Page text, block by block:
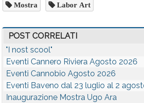
Mostra Labor Art
POST CORRELATI
"I nost scool"
Eventi Cannero Riviera Agosto 2026
Eventi Cannobio Agosto 2026
Eventi Baveno dal 23 luglio al 2
Inaugurazione Mostra Ugo Ara